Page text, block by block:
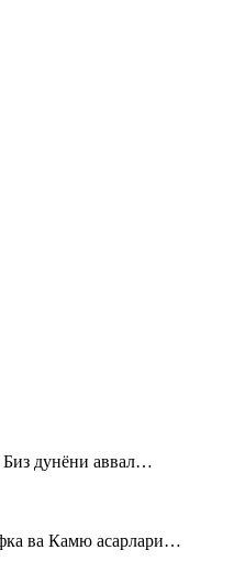
дунёни аввал…
ва Камю асарлари…